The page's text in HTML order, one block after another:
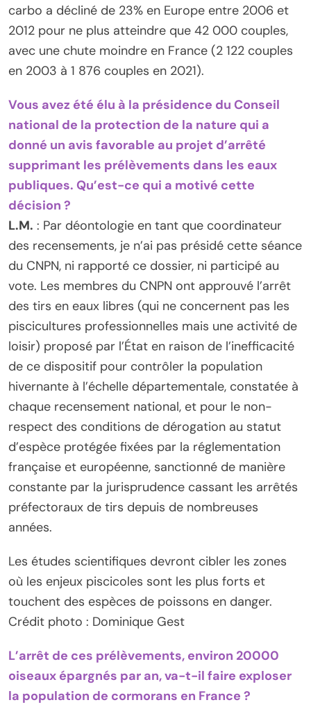
carbo a décliné de 23% en Europe entre 2006 et
2012 pour ne plus atteindre que 42 000 couples,
avec une chute moindre en France (2 122 couples
en 2003 à 1 876 couples en 2021).
Vous avez été élu à la présidence du Conseil
national de la protection de la nature qui a
donné un avis favorable au projet d’arrêté
supprimant les prélèvements dans les eaux
publiques. Qu’est-ce qui a motivé cette
décision ?
L.M. : Par déontologie en tant que coordinateur
des recensements, je n’ai pas présidé cette séance
du CNPN, ni rapporté ce dossier, ni participé au
vote. Les membres du CNPN ont approuvé l’arrêt
des tirs en eaux libres (qui ne concernent pas les
piscicultures professionnelles mais une activité de
loisir) proposé par l’État en raison de l’inefficacité
de ce dispositif pour contrôler la population
hivernante à l’échelle départementale, constatée à
chaque recensement national, et pour le non-
respect des conditions de dérogation au statut
d’espèce protégée fixées par la réglementation
française et européenne, sanctionné de manière
constante par la jurisprudence cassant les arrêtés
préfectoraux de tirs depuis de nombreuses
années.
Les études scientifiques devront cibler les zones
où les enjeux piscicoles sont les plus forts et
touchent des espèces de poissons en danger.
Crédit photo : Dominique Gest
L’arrêt de ces prélèvements, environ 20000
oiseaux épargnés par an, va-t-il faire exploser
la population de cormorans en France ?